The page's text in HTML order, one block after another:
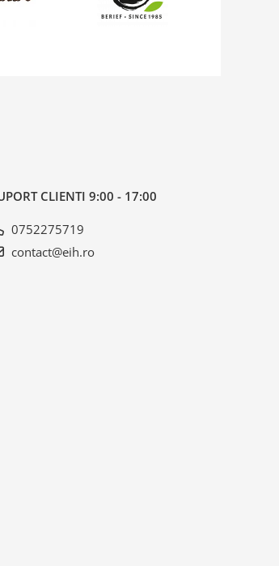
CLIENTI 9:00 - 17:00
0752275719
contact@eih.ro